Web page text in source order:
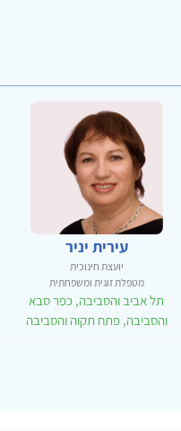
עירית יניר
יועצת חינוכית
מטפלת זוגית ומשפחתית
תל אביב והסביבה, כפר סבא
והסביבה, פתח תקוה והסביבה